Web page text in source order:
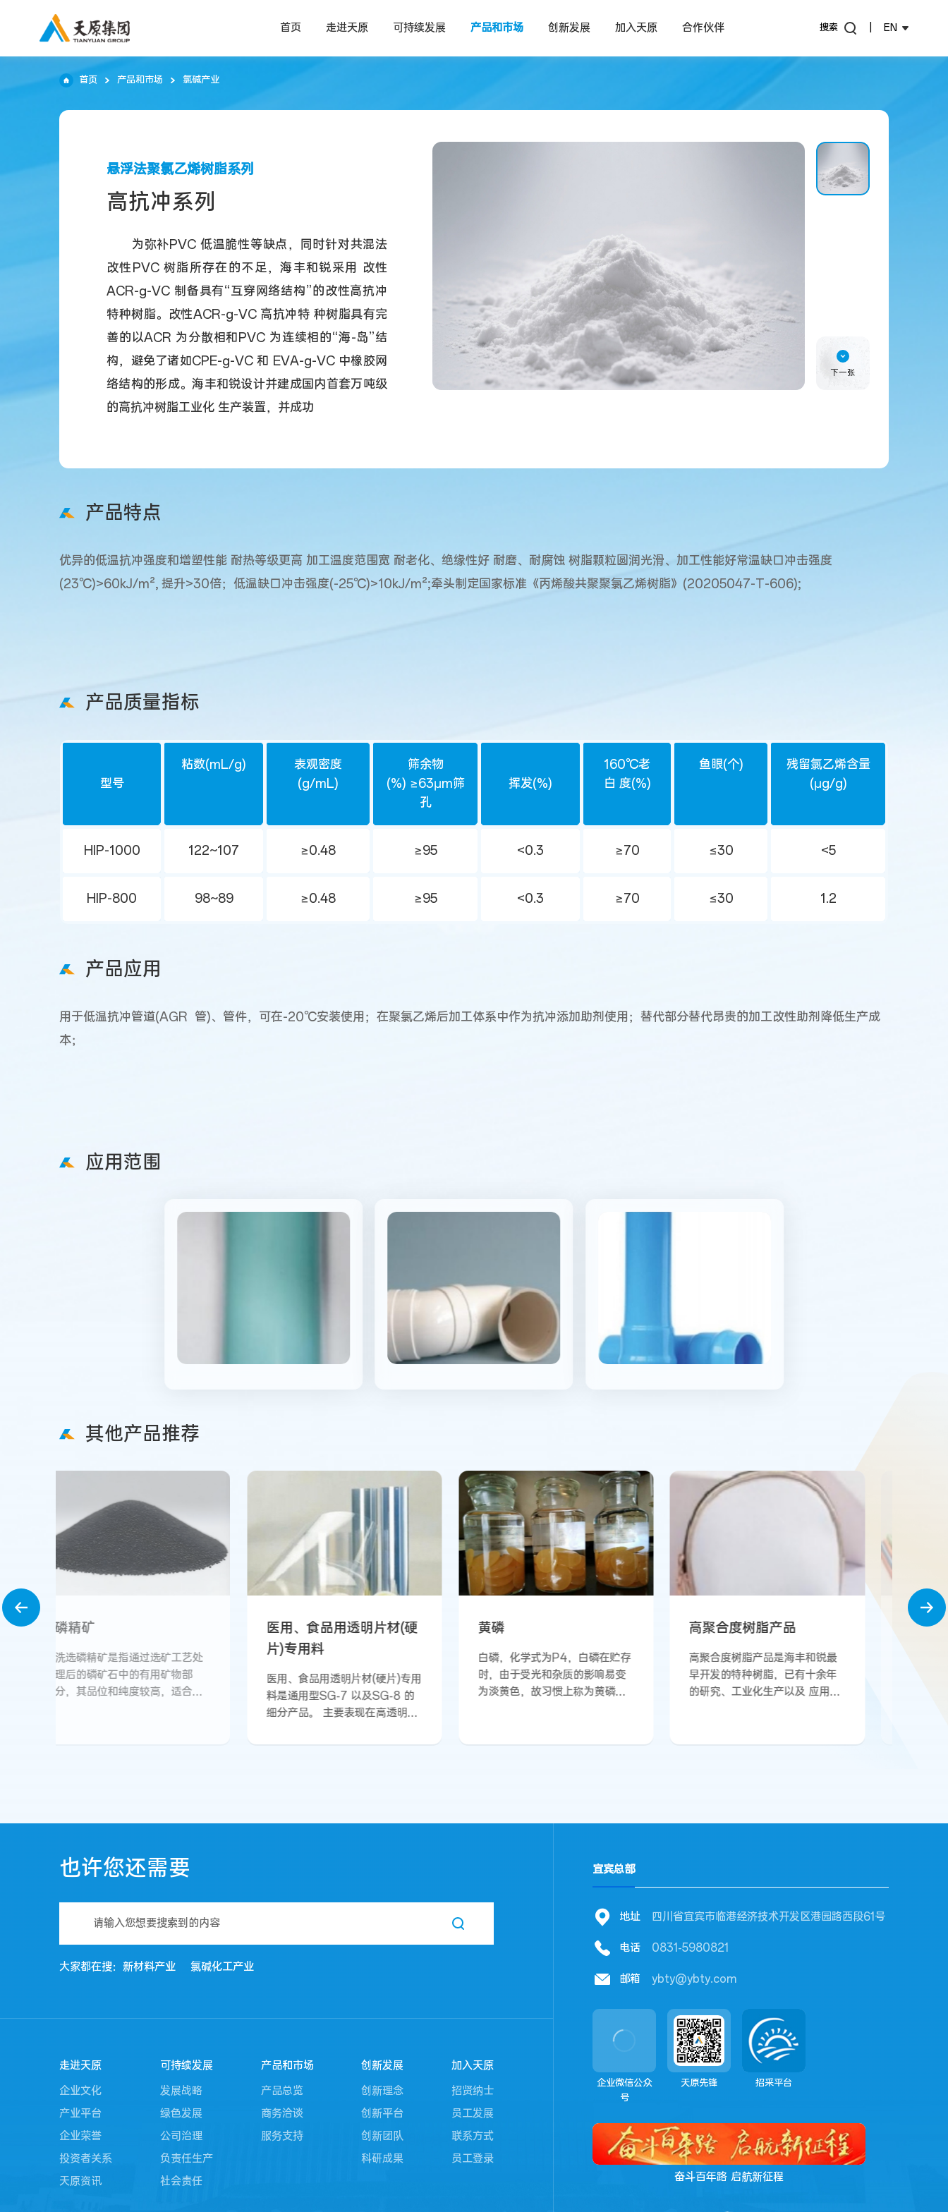
首页 走进天原 可持续发展 产品和市场 创新发展 加入天原 合作伙伴 搜索 EN
首页 产品和市场 氯碱产业
悬浮法聚氯乙烯树脂系列
高抗冲系列
为弥补PVC 低温脆性等缺点，同时针对共混法
改性PVC 树脂所存在的不足，海丰和锐采用 改性
ACR-g-VC 制备具有“互穿网络结构”的改性高抗冲
特种树脂。改性ACR-g-VC 高抗冲特 种树脂具有完
善的以ACR 为分散相和PVC 为连续相的“海-岛”结
构，避免了诸如CPE-g-VC 和 EVA-g-VC 中橡胶网
络结构的形成。海丰和锐设计并建成国内首套万吨级
的高抗冲树脂工业化 生产装置，并成功
下一张
产品特点
优异的低温抗冲强度和增塑性能 耐热等级更高 加工温度范围宽 耐老化、绝缘性好 耐磨、耐腐蚀 树脂颗粒圆润光滑、加工性能好常温缺口冲击强度
(23℃)>60kJ/m², 提升>30倍；低温缺口冲击强度(-25℃)>10kJ/m²;牵头制定国家标准《丙烯酸共聚聚氯乙烯树脂》(20205047-T-606);
产品质量指标
型号
粘数(mL/g)
表观密度
(g/mL)
筛余物
(%) ≥63μm筛
孔
挥发(%)
160℃老
白 度(%)
鱼眼(个)
残留氯乙烯含量
(μg/g)
HIP-1000 122~107 ≥0.48 ≥95 <0.3 ≥70 ≤30 <5
HIP-800 98~89 ≥0.48 ≥95 <0.3 ≥70 ≤30 1.2
产品应用
用于低温抗冲管道(AGR 管)、管件，可在-20℃安装使用；在聚氯乙烯后加工体系中作为抗冲添加助剂使用；替代部分替代昂贵的加工改性助剂降低生产成
本；
应用范围
其他产品推荐
医用、食品用透明片材(硬
片)专用料
医用、食品用透明片材(硬片)专用
料是通用型SG-7 以及SG-8 的
黄磷
白磷，化学式为P4，白磷在贮存
时，由于受光和杂质的影响易变
为淡黄色，故习惯上称为黄磷。
其外观为黄色蜡状固体，质软，
44.1℃，沸点280℃。不溶于
性比赤磷大，与卤素、氧能直接
高聚合度树脂产品
高聚合度树脂产品是海丰和锐最
早开发的特种树脂，已有十余年
的研究、工业化生产以及 应用经
1800 等，产品品质对标乙烯 法
子链间的缠结点增多，结晶度也
高聚合度PVC 分子链间的作用力
超低聚合度树脂
海丰和锐超低聚合度树脂量产的
产品牌号为LP-400。
也许您还需要
大家都在搜： 新材料产业 氯碱化工产业
宜宾总部
地址 四川省宜宾市临港经济技术开发区港园路西段61号
电话 0831-5980821
邮箱 ybty@ybty.com
企业微信公众
号
天原先锋 招采平台
奋斗百年路 启航新征程
走进天原
企业文化
产业平台
企业荣誉
投资者关系
天原资讯
可持续发展
发展战略
绿色发展
公司治理
负责任生产
社会责任
产品和市场
产品总览
商务洽谈
服务支持
创新发展
创新理念
创新平台
创新团队
科研成果
加入天原
招贤纳士
员工发展
联系方式
员工登录